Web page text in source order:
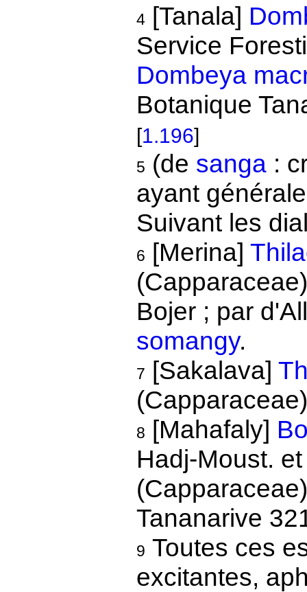
4[Tanala]
Service
Dombeya
Botanique
[1.196]
5 (de sanga:
ayant
Suivant les
6 [Merina]
Bojer ; par
somangy.
7 [Sakalava]
8 [Mahafaly]
Hadj-Moust.
Tananarive
9 Toutes ces
excitantes,